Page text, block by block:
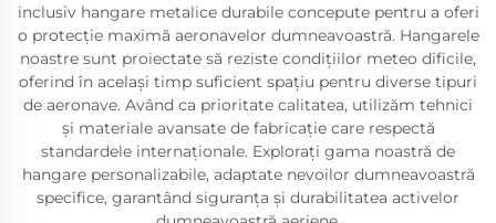
inclusiv hangare metalice durabile concepute pentru a oferi
o protecție maximă aeronavelor dumneavoastră. Hangarele
noastre sunt proiectate să reziste condițiilor meteo dificile,
oferind în același timp suficient spațiu pentru diverse tipuri
de aeronave. Având ca prioritate calitatea, utilizăm tehnici
și materiale avansate de fabricație care respectă
standardele internaționale. Explorați gama noastră de
hangare personalizabile, adaptate nevoilor dumneavoastră
specifice, garantând siguranța și durabilitatea activelor